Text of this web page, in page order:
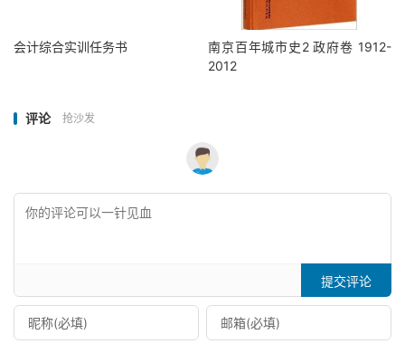
会计综合实训任务书
南京百年城市史2 政府卷 1912-
2012
评论 抢沙发
提交评论